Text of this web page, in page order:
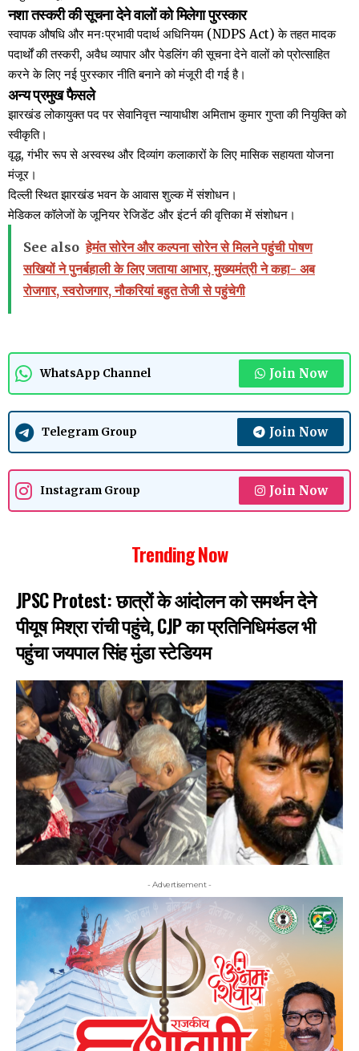
नशा तस्करी की सूचना देने वालों को मिलेगा पुरस्कार
स्वापक औषधि और मनःप्रभावी पदार्थ अधिनियम (NDPS Act) के तहत मादक
पदार्थों की तस्करी, अवैध व्यापार और पेडलिंग की सूचना देने वालों को प्रोत्साहित
करने के लिए नई पुरस्कार नीति बनाने को मंजूरी दी गई है।
अन्य प्रमुख फैसले
झारखंड लोकायुक्त पद पर सेवानिवृत्त न्यायाधीश अमिताभ कुमार गुप्ता की नियुक्ति को
स्वीकृति।
वृद्ध, गंभीर रूप से अस्वस्थ और दिव्यांग कलाकारों के लिए मासिक सहायता योजना
मंजूर।
दिल्ली स्थित झारखंड भवन के आवास शुल्क में संशोधन।
मेडिकल कॉलेजों के जूनियर रेजिडेंट और इंटर्न की वृत्तिका में संशोधन।
See also हेमंत सोरेन और कल्पना सोरेन से मिलने पहुंची पोषण
सखियों ने पुनर्बहाली के लिए जताया आभार, मुख्यमंत्री ने कहा- अब
रोजगार, स्वरोजगार, नौकरियां बहुत तेजी से पहुंचेगी
WhatsApp Channel Join Now
Telegram Group Join Now
Instagram Group Join Now
Trending Now
JPSC Protest: छात्रों के आंदोलन को समर्थन देने
पीयूष मिश्रा रांची पहुंचे, CJP का प्रतिनिधिमंडल भी
पहुंचा जयपाल सिंह मुंडा स्टेडियम
- Advertisement -